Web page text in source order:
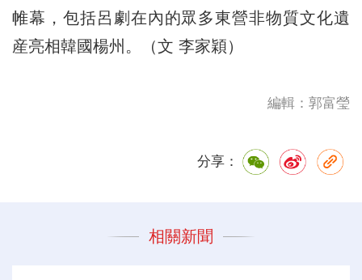
帷幕，包括呂劇在內的眾多東營非物質文化遺
産亮相韓國楊州。（文 李家穎）
編輯：郭富瑩
分享：
相關新聞